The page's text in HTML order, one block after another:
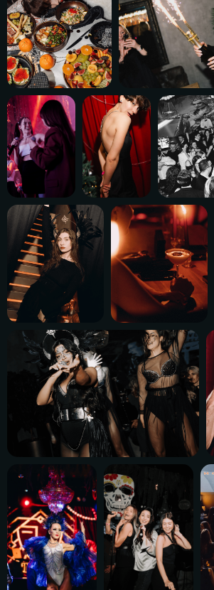
главная
о нас
акции
меню
© 2026, ООО «П7»
ОГРНИП 1 177 847 083 700
ИНН 7 841 054 751
Политика конфиденциальности
Вся информация, размещённая на сайте, носит справочный
характер и не является публичной офертой
Компания Meta Platforms Inc. признана экстремистской
организацией, её деятельность запрещена на территории
Российской Федерации
Email
tsinist@bk.ru
Телефон
+7 (981) 952 25-91